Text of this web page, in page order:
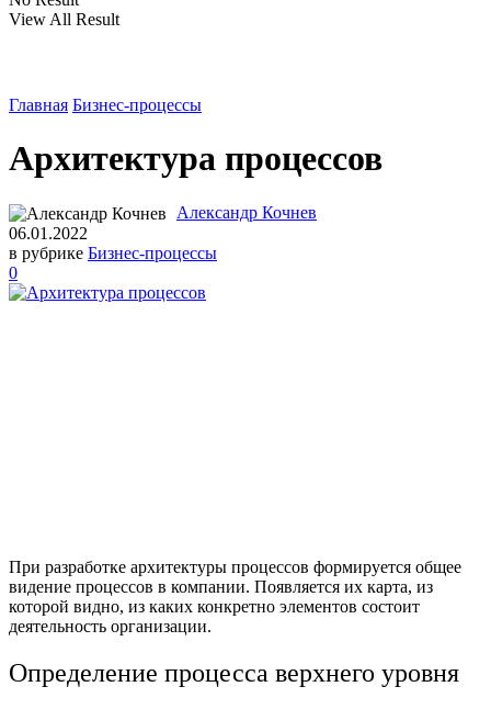
View All Result
Главная Бизнес-процессы
Архитектура процессов
Александр Кочнев
06.01.2022
в рубрике Бизнес-процессы
0
При разработке архитектуры процессов формируется общее
видение процессов в компании. Появляется их карта, из
которой видно, из каких конкретно элементов состоит
деятельность организации.
Определение процесса верхнего уровня